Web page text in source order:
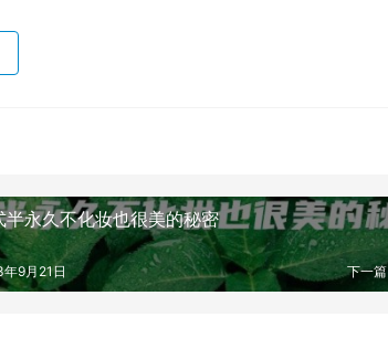
半永久不化妆也很美的秘密
下一篇
9月21日